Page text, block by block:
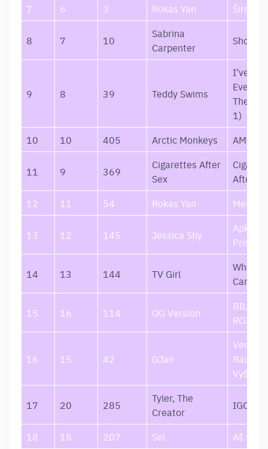
7
6 3 Rokas Yan Širdis
8 7 10
Sabrina
Carpenter
Short
9 8 39 Teddy Swims
I’ve
1)
10
10 405 Arctic Monkeys AM
11 9 369
Cigarettes After
Sex
After
12
11 54 Rokas Yan
13 12 145 Jessica Shy
14 13 144 TV Girl
Who
Cares
15 16 114 OG Version
ROJU
16 15 42 GJan
Verkiu
Vyšnių
17 20 285
Tyler, The
Creator
IGOR
18 18 207 Sel Aš Kaip